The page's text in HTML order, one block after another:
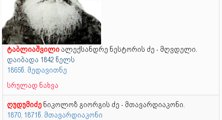
ტაბლიაშვილი ალექსანდრე ნესტორის ძე - მღვდელი.
დაიბადა 1842 წელს
1865წ. მედავითნე
სრულად ნახვა
ღუდუმიძე ნიკოლოზ გიორგის ძე - მთავარდიაკონი.
1870, 1871წ. მთავარდიაკონი